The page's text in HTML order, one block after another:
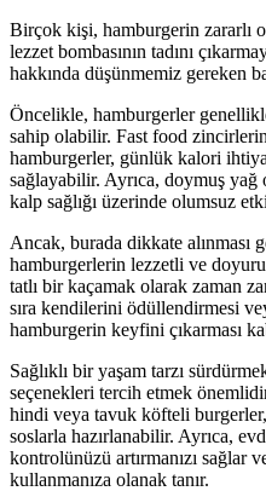
Birçok kişi, hamburgerin zararlı
lezzet bombasının tadını
hakkında düşünmemiz gereken
Öncelikle, hamburgerler
sahip olabilir. Fast food
hamburgerler, günlük kalori
sağlayabilir. Ayrıca, doymuş yağ
kalp sağlığı üzerinde olumsuz
Ancak, burada dikkate alınması
hamburgerlerin lezzetli ve
tatlı bir kaçamak olarak zaman
sıra kendilerini ödüllendirmesi
hamburgerin keyfini çıkarması
Sağlıklı bir yaşam tarzı
seçenekleri tercih etmek
hindi veya tavuk köfteli
soslarla hazırlanabilir. Ayrıca,
kontrolünüzü artırmanızı sağlar
kullanmanıza olanak tanır.